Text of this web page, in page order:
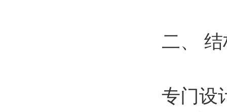
二、
专门设